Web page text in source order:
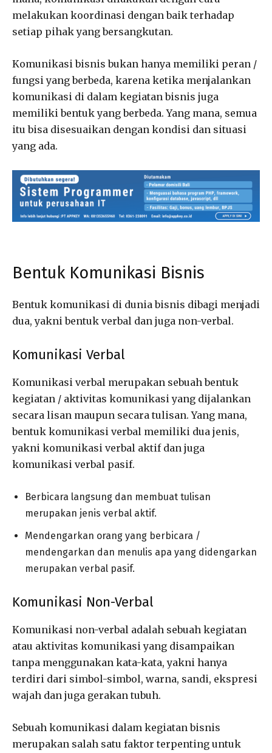
melakukan koordinasi dengan baik terhadap
setiap pihak yang bersangkutan.
Komunikasi bisnis bukan hanya memiliki peran /
fungsi yang berbeda, karena ketika menjalankan
komunikasi di dalam kegiatan bisnis juga
memiliki bentuk yang berbeda. Yang mana, semua
itu bisa disesuaikan dengan kondisi dan situasi
yang ada.
Bentuk Komunikasi Bisnis
Bentuk komunikasi di dunia bisnis dibagi menjadi
dua, yakni bentuk verbal dan juga non-verbal.
Komunikasi Verbal
Komunikasi verbal merupakan sebuah bentuk
kegiatan / aktivitas komunikasi yang dijalankan
secara lisan maupun secara tulisan. Yang mana,
bentuk komunikasi verbal memiliki dua jenis,
yakni komunikasi verbal aktif dan juga
komunikasi verbal pasif.
Berbicara langsung dan membuat tulisan
merupakan jenis verbal aktif.
Mendengarkan orang yang berbicara /
mendengarkan dan menulis apa yang didengarkan
merupakan verbal pasif.
Komunikasi Non-Verbal
Komunikasi non-verbal adalah sebuah kegiatan
atau aktivitas komunikasi yang disampaikan
tanpa menggunakan kata-kata, yakni hanya
terdiri dari simbol-simbol, warna, sandi, ekspresi
wajah dan juga gerakan tubuh.
Sebuah komunikasi dalam kegiatan bisnis
merupakan salah satu faktor terpenting untuk